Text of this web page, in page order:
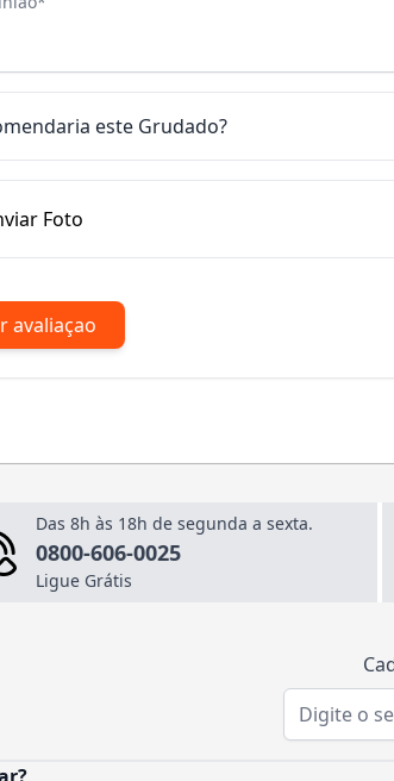
este Grudado?
Foto
avaliaçao
Das 8h às 18h de segunda a sexta.
0800-606-0025
Ligue Grátis
Endereço